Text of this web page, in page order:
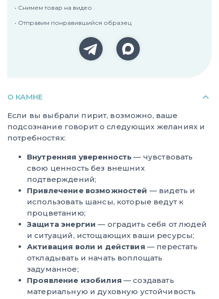
• Снимем товар на видео
• Отправим понравившийся образец
О КАМНЕ
Если вы выбрали пирит, возможно, ваше
подсознание говорит о следующих желаниях и
потребностях:
Внутренняя уверенность — чувствовать
свою ценность без внешних
подтверждений;
Привлечение возможностей — видеть и
использовать шансы, которые ведут к
процветанию;
Защита энергии — оградить себя от людей
и ситуаций, истощающих ваши ресурсы;
Активация воли и действия — перестать
откладывать и начать воплощать
задуманное;
Проявление изобилия — создавать
материальную и духовную устойчивость